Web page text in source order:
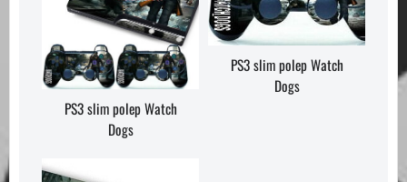
PS3 slim polep Watch
Dogs
PS3 slim polep Watch
Dogs